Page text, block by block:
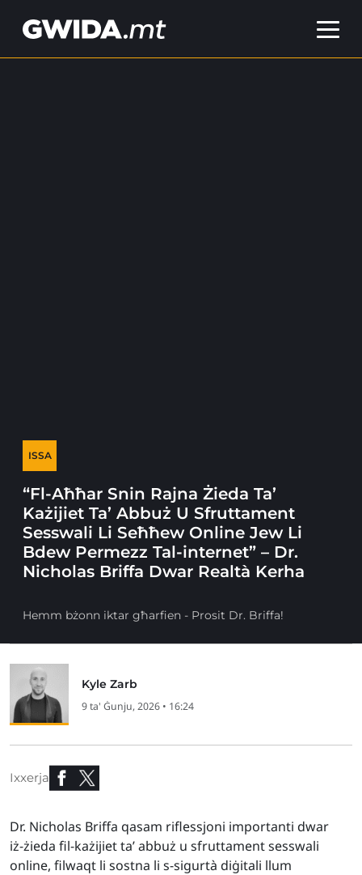
ISSA
“Fl-Aħħar Snin Rajna Żieda Ta’
Każijiet Ta’ Abbuż U Sfruttament
Sesswali Li Seħħew Online Jew Li
Bdew Permezz Tal-internet” – Dr.
Nicholas Briffa Dwar Realtà Kerha
Hemm bżonn iktar għarfien - Prosit Dr. Briffa!
Kyle Zarb
9 ta' Ġunju, 2026 • 16:24
Ixxerja
Dr. Nicholas Briffa qasam riflessjoni importanti dwar
iż-żieda fil-każijiet ta’ abbuż u sfruttament sesswali
online, filwaqt li sostna li s-sigurtà diġitali llum